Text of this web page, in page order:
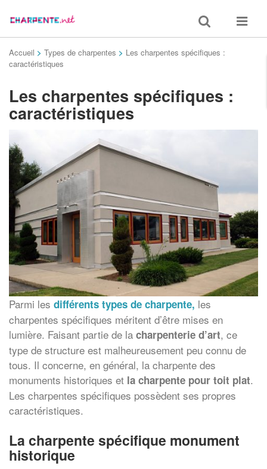
Toggle
search
Toggle
Accueil > Types de charpentes > Les charpentes spécifiques :
caractéristiques
Les charpentes spécifiques :
caractéristiques
Parmi les différents types de charpente, les
charpentes spécifiques méritent d’être mises en
lumière. Faisant partie de la charpenterie d’art, ce
type de structure est malheureusement peu connu de
tous. Il concerne, en général, la charpente des
monuments historiques et la charpente pour toit plat.
Les charpentes spécifiques possèdent ses propres
caractéristiques.
La charpente spécifique monument
historique